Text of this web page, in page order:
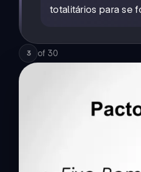
totalitários para se
3 of 30